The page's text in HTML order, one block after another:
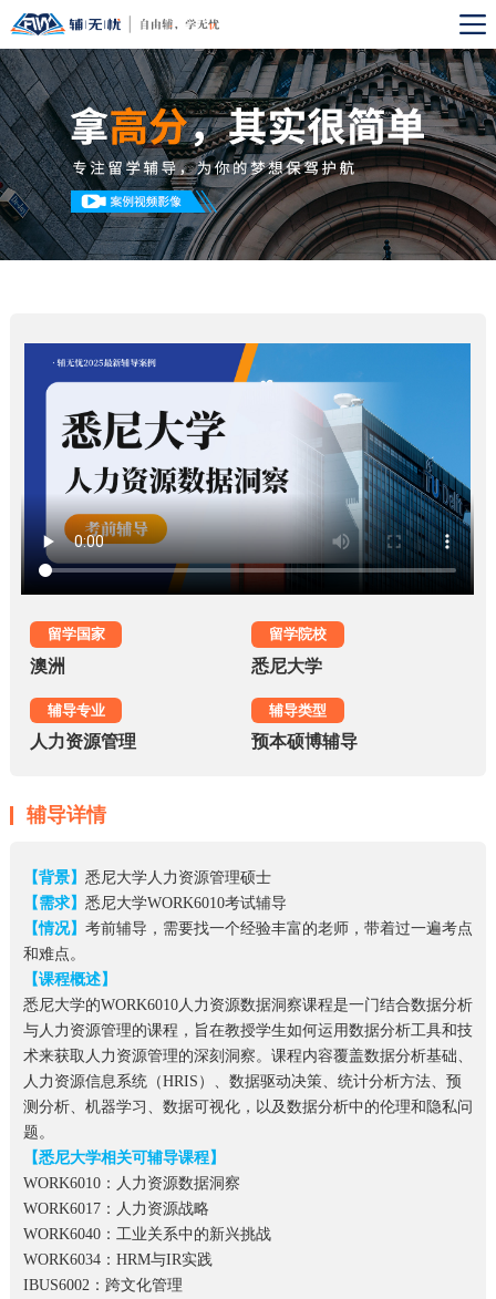
留学国家
澳洲
留学院校
悉尼大学
辅导专业
人力资源管理
辅导类型
预本硕博辅导
辅导详情
【背景】 悉尼大学人力资源管理硕士
【需求】 悉尼大学WORK6010考试辅导
【情况】 考前辅导，需要找一个经验丰富的老师，带着过一遍考点
和难点。
【课程概述】
悉尼大学的WORK6010人力资源数据洞察课程是一门结合数据分析
与人力资源管理的课程，旨在教授学生如何运用数据分析工具和技
术来获取人力资源管理的深刻洞察。课程内容覆盖数据分析基础、
人力资源信息系统（HRIS）、数据驱动决策、统计分析方法、预
测分析、机器学习、数据可视化，以及数据分析中的伦理和隐私问
题。
【悉尼大学相关可辅导课程】
WORK6010：人力资源数据洞察
WORK6017：人力资源战略
WORK6040：工业关系中的新兴挑战
WORK6034：HRM与IR实践
IBUS6002：跨文化管理